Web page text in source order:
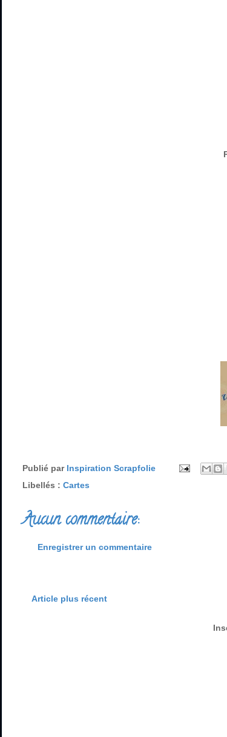
Publié par Inspiration Scrapfolie
Libellés : Cartes
Aucun commentaire:
Enregistrer un commentaire
Article plus récent